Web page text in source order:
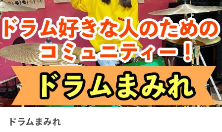
ドラムまみれ